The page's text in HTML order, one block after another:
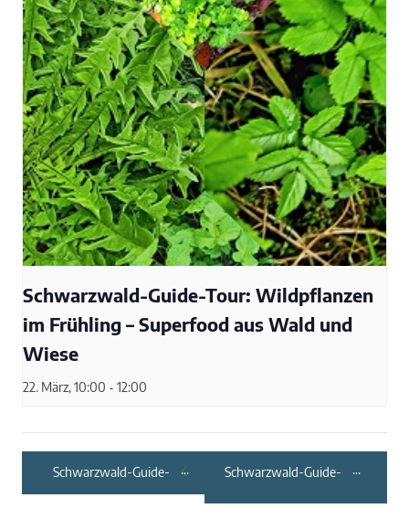
Schwarzwald-Guide-Tour: Wildpflanzen
im Frühling – Superfood aus Wald und
Wiese
22. März, 10:00 - 12:00
Schwarzwald-Guide-
Schwarzwald-Guide-
Naturerlebnis